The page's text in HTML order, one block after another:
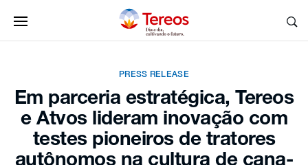
PRESS RELEASE
Em parceria estratégica, Tereos
e Atvos lideram inovação com
testes pioneiros de tratores
autônomos na cultura de cana-